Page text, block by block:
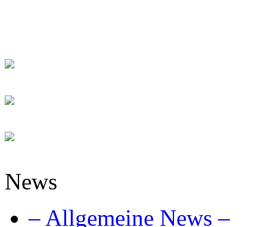
News
– Allgemeine News –